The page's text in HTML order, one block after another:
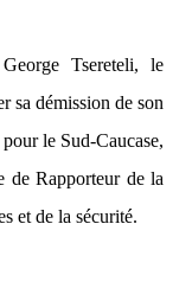
Tsereteli, le
sa démission de son
le Sud-Caucase,
de Rapporteur de la
et de la sécurité.